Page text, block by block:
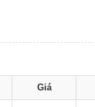
Giá